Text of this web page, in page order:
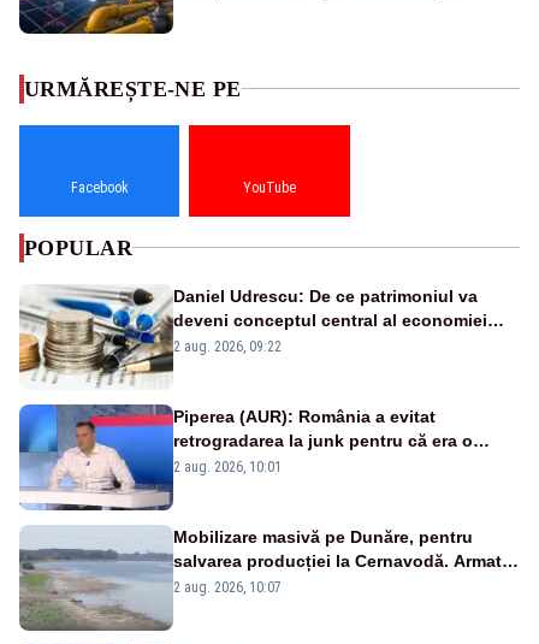
URMĂREȘTE-NE PE
Facebook YouTube
POPULAR
Daniel Udrescu: De ce patrimoniul va
deveni conceptul central al economiei
viitoare?
2 aug. 2026, 09:22
Piperea (AUR): România a evitat
retrogradarea la junk pentru că era o
catastrofă pentru bănci și fondurile de
2 aug. 2026, 10:01
Mobilizare masivă pe Dunăre, pentru
salvarea producției la Cernavodă. Armata
va detona o stâncă și va devia apa
2 aug. 2026, 10:07